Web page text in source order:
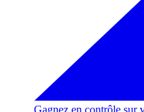
Gagnez en contrôle sur